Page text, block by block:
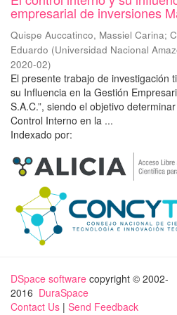
empresarial de inversiones
Quispe Auccatinco, Massiel Carina;
Eduardo (Universidad Nacional
2020-02)
El presente trabajo de investigación
su Influencia en la Gestión
S.A.C.”, siendo el objetivo
Control Interno en la ...
Indexado por:
DSpace software copyright © 2002-
2016 DuraSpace
Contact Us | Send Feedback